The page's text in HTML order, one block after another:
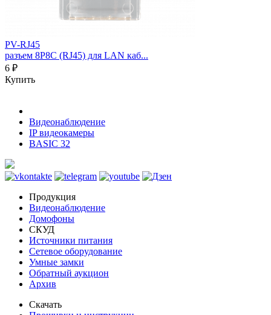
PV-RJ45
разъем 8P8C (RJ45) для LAN каб...
6 ₽
Купить
Видеонаблюдение
IP видеокамеры
BASIC 32
Продукция
Видеонаблюдение
Домофоны
СКУД
Источники питания
Сетевое оборудование
Умные замки
Обратный аукцион
Архив
Скачать